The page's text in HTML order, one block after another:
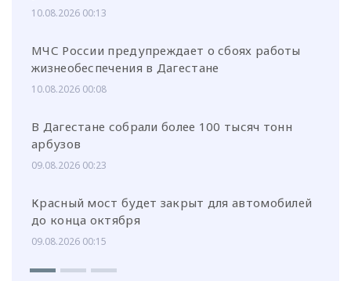
10.08.2026 00:13
МЧС России предупреждает о сбоях работы
жизнеобеспечения в Дагестане
10.08.2026 00:08
В Дагестане собрали более 100 тысяч тонн
арбузов
09.08.2026 00:23
Красный мост будет закрыт для автомобилей
до конца октября
09.08.2026 00:15